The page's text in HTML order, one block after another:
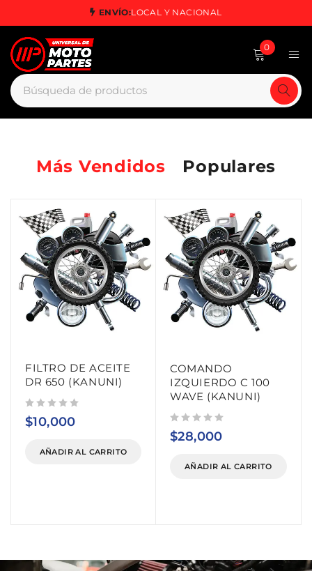
ENVÍO:LOCAL Y NACIONAL
0
Más Vendidos Populares
FILTRO DE ACEITE
DR 650 (KANUNI)
$10,000
AÑADIR AL CARRITO
COMANDO
IZQUIERDO C 100
WAVE (KANUNI)
$28,000
AÑADIR AL CARRITO